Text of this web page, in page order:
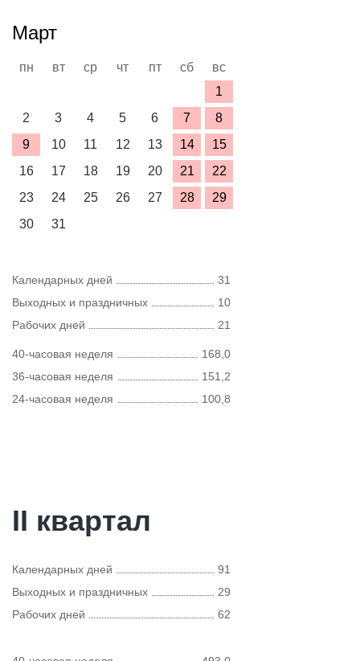
Март
пн вт ср чт пт сб
вс
1
2
3 4 5 6 7
8
9
10 11 12 13 14
15
16
17 18 19 20 21
22
23
24 25 26 27 28
29
30
31
Календарных дней
31
Выходных и праздничных
10
Рабочих дней
21
40-часовая неделя
168,0
36-часовая неделя
151,2
24-часовая неделя
100,8
II квартал
Календарных дней
91
Выходных и праздничных
29
Рабочих дней
62